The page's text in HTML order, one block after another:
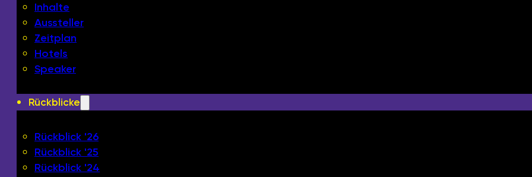
Inhalte
Aussteller
Zeitplan
Hotels
Speaker
Rückblicke
Rückblick '26
Rückblick '25
Rückblick '24